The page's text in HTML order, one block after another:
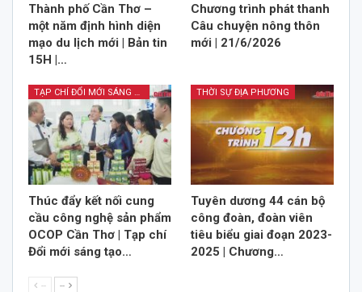
Thành phố Cần Thơ –
một năm định hình diện
mạo du lịch mới | Bản tin
15H |…
Chương trình phát thanh
Câu chuyện nông thôn
mới | 21/6/2026
TẠP CHÍ ĐỔI MỚI SÁNG TẠO
Thúc đẩy kết nối cung
cầu công nghệ sản phẩm
OCOP Cần Thơ | Tạp chí
Đổi mới sáng tạo…
THỜI SỰ ĐỊA PHƯƠNG
Tuyên dương 44 cán bộ
công đoàn, đoàn viên
tiêu biểu giai đoạn 2023-
2025 | Chương…
-- --